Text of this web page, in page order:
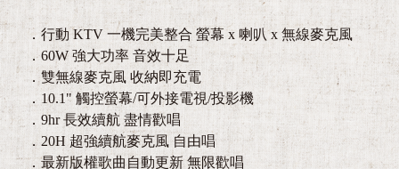
．行動 KTV 一機完美整合 螢幕 x 喇叭 x 無線麥克風
．60W 強大功率 音效十足
．雙無線麥克風 收納即充電
．10.1" 觸控螢幕/可外接電視/投影機
．9hr 長效續航 盡情歡唱
．20H 超強續航麥克風 自由唱
．最新版權歌曲自動更新 無限歡唱